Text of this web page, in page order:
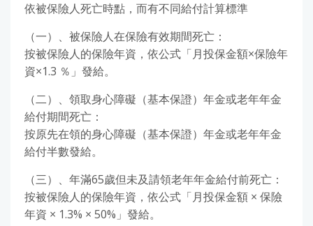
依被保險人死亡時點，而有不同給付計算標準
（一）、被保險人在保險有效期間死亡：
按被保險人的保險年資，依公式「月投保金額×保險年
資×1.3 ％」發給。
（二）、領取身心障礙（基本保證）年金或老年年金
給付期間死亡：
按原先在領的身心障礙（基本保證）年金或老年年金
給付半數發給。
（三）、年滿65歲但未及請領老年年金給付前死亡：
按被保險人的保險年資，依公式「月投保金額 × 保險
年資 × 1.3% × 50%」發給。